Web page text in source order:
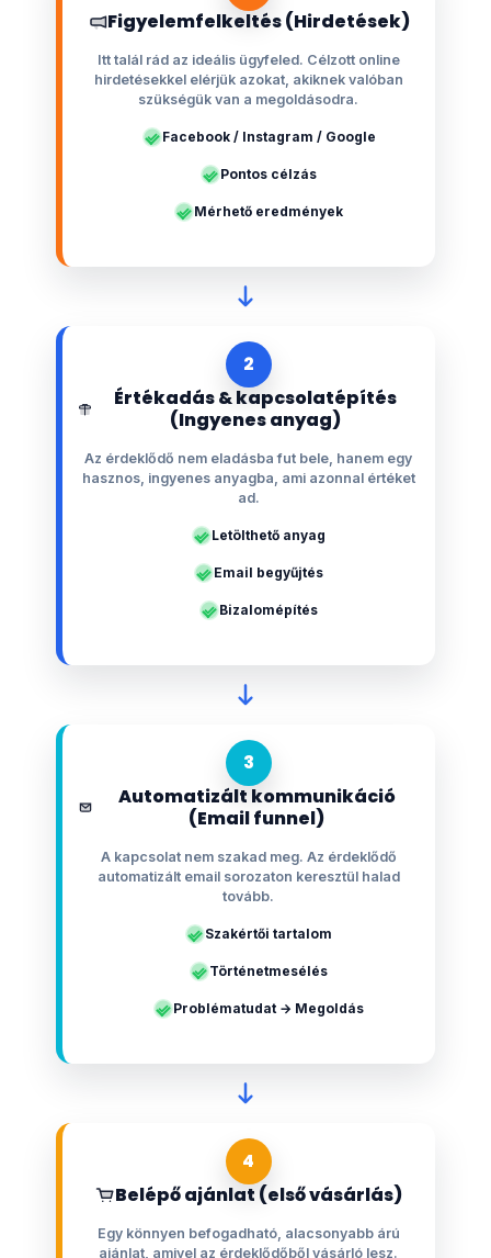
Figyelemfelkeltés (Hirdetések)
Itt talál rád az ideális ügyfeled. Célzott online
hirdetésekkel elérjük azokat, akiknek valóban
szükségük van a megoldásodra.
Facebook / Instagram / Google
Pontos célzás
Mérhető eredmények
2
Értékadás & kapcsolatépítés
(Ingyenes anyag)
Az érdeklődő nem eladásba fut bele, hanem egy
hasznos, ingyenes anyagba, ami azonnal értéket
ad.
Letölthető anyag
Email begyűjtés
Bizalomépítés
3
Automatizált kommunikáció
(Email funnel)
A kapcsolat nem szakad meg. Az érdeklődő
automatizált email sorozaton keresztül halad
tovább.
Szakértői tartalom
Történetmesélés
Problématudat → Megoldás
4
Belépő ajánlat (első vásárlás)
Egy könnyen befogadható, alacsonyabb árú
ajánlat, amivel az érdeklődőből vásárló lesz.